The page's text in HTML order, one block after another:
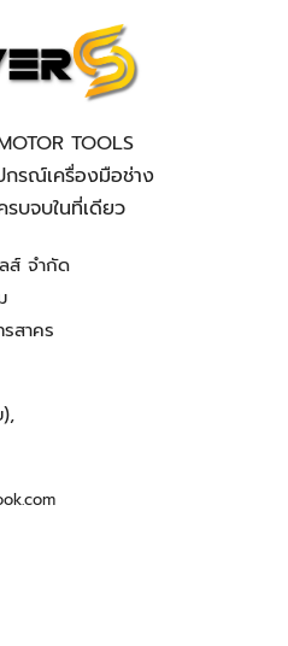
TOOLS
รณ์เครื่องมือช่าง
บจบในที่เดียว
ส์ จำกัด
สาคร